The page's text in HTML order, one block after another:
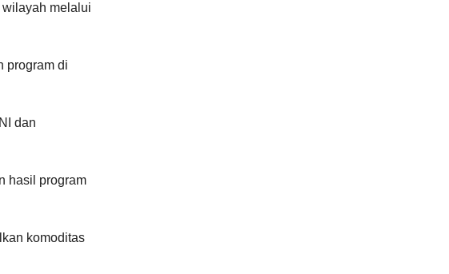
melalui
program di
dan
hasil program
komoditas